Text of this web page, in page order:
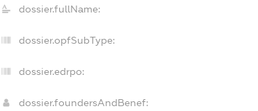
dossier.fullName:
dossier.opfSubType:
dossier.edrpo:
dossier.foundersAndBenef: